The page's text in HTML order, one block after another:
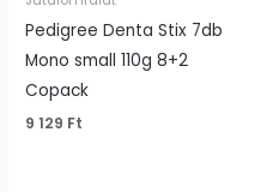
Pedigree Denta Stix 7db
Mono small 110g 8+2
Copack
9 129 Ft